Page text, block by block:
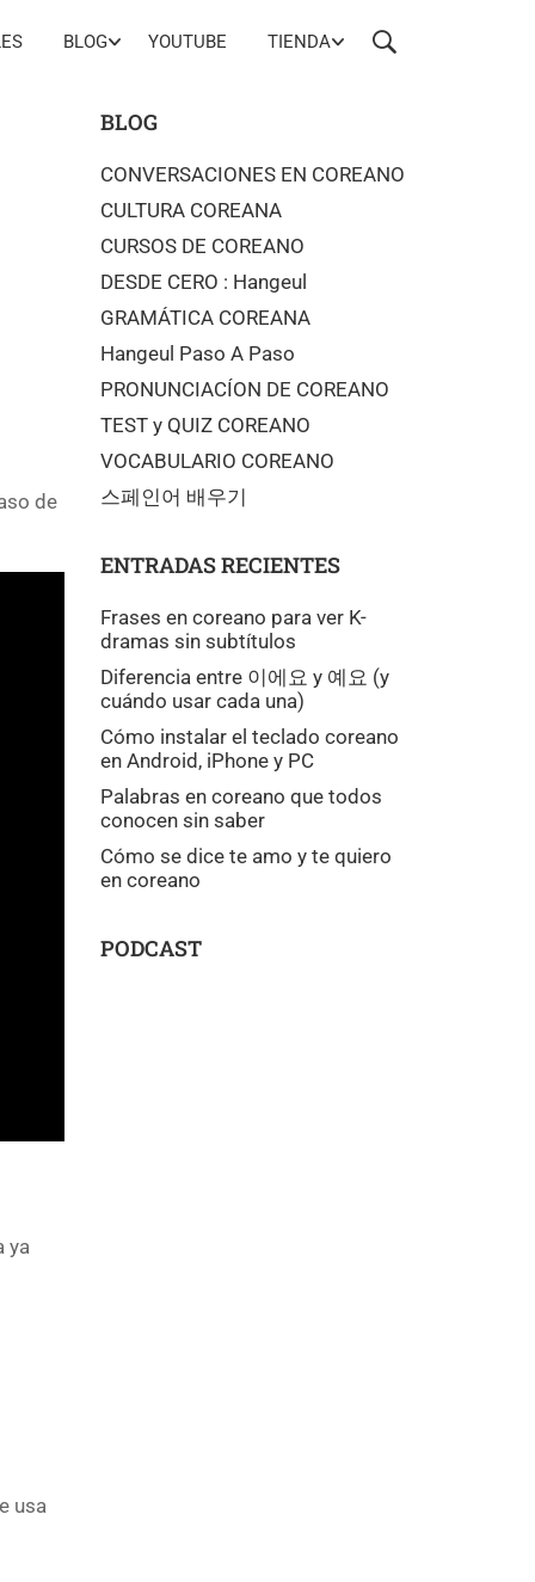
BLOG YOUTUBE TIENDA
de
ya
usa
BLOG
CONVERSACIONES EN COREANO
CULTURA COREANA
CURSOS DE COREANO
DESDE CERO : Hangeul
GRAMÁTICA COREANA
Hangeul Paso A Paso
PRONUNCIACÍON DE COREANO
TEST y QUIZ COREANO
VOCABULARIO COREANO
스페인어 배우기
ENTRADAS RECIENTES
Frases en coreano para ver K-
dramas sin subtítulos
Diferencia entre 이에요 y 예요 (y
cuándo usar cada una)
Cómo instalar el teclado coreano
en Android, iPhone y PC
Palabras en coreano que todos
conocen sin saber
Cómo se dice te amo y te quiero
en coreano
PODCAST